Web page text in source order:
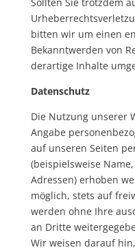
bitten wir um einen
Bekanntwerden von
derartige Inhalte
Datenschutz
Die Nutzung unserer
Angabe
auf unseren Seiten
(beispielsweise
Adressen) erhoben
möglich, stets auf
werden ohne Ihre
an Dritte
Wir weisen darauf